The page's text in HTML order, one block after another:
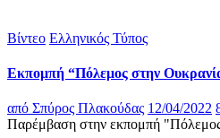
Βίντεο Ελληνικός Τύπος
Εκπομπή “Πόλεμος στην
από Σπύρος Πλακούδας 12/04/2022
Παρέμβαση στην εκπομπή